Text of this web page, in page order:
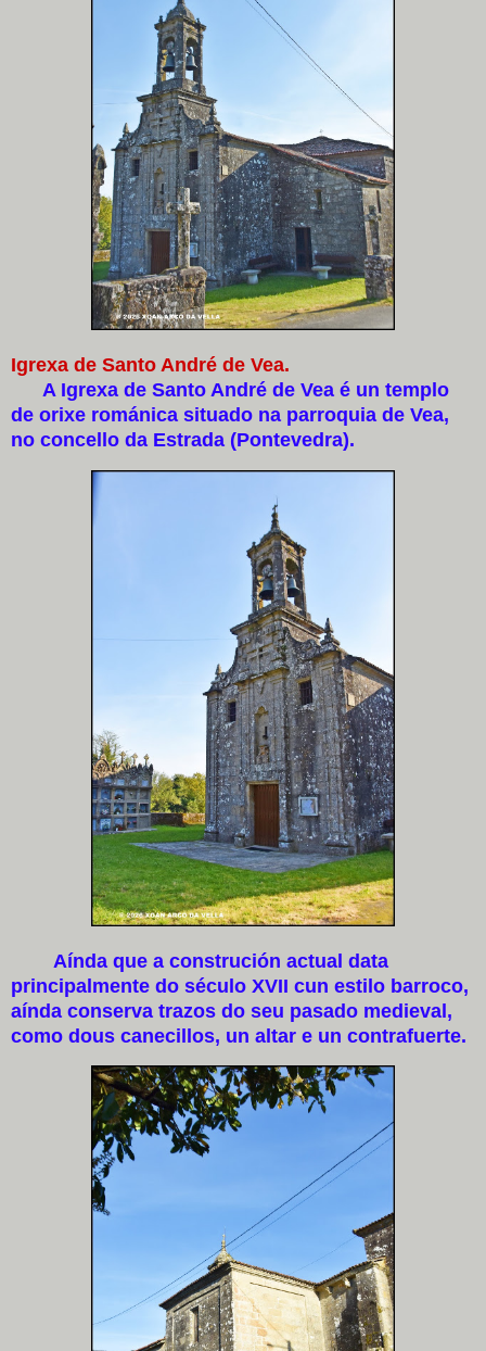
Igrexa de Santo André de Vea.
A Igrexa de Santo André de Vea é un templo
de orixe románica situado na parroquia de Vea,
no concello da Estrada (Pontevedra).
Aínda que a construción actual data
principalmente do século XVII cun estilo barroco,
aínda conserva trazos do seu pasado medieval,
como dous canecillos, un altar e un contrafuerte.